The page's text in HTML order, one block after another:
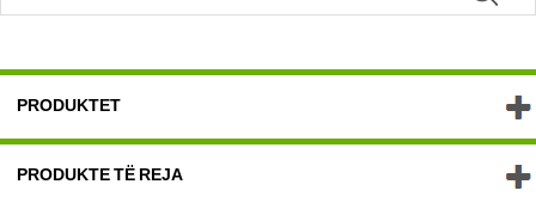
PRODUKTET
PRODUKTE TË REJA